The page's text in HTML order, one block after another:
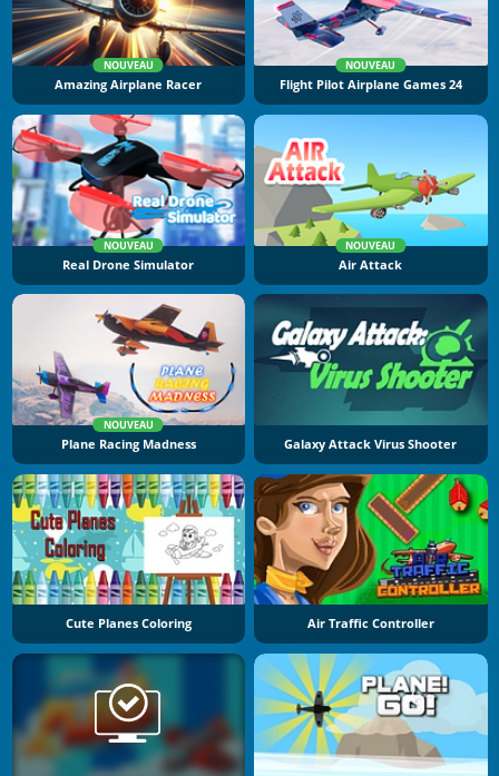
NOUVEAU
Amazing Airplane Racer
NOUVEAU
Flight Pilot Airplane Games 24
NOUVEAU
Real Drone Simulator
NOUVEAU
Air Attack
NOUVEAU
Plane Racing Madness Galaxy Attack Virus Shooter
Cute Planes Coloring Air Traffic Controller